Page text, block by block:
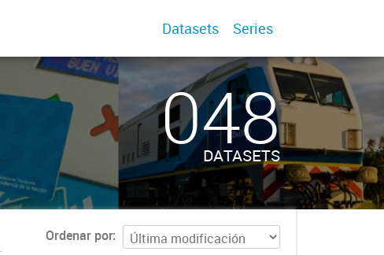
Datasets Series
048
DATASETS
Ordenar por